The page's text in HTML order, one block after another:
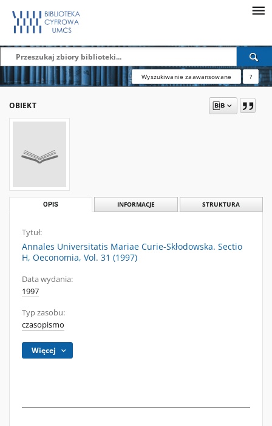
Wyszukiwanie zaawansowane ?
OBIEKT
OPIS INFORMACJE STRUKTURA
Tytuł:
Annales Universitatis Mariae Curie-Skłodowska. Sectio
H, Oeconomia, Vol. 31 (1997)
Data wydania:
1997
Typ zasobu:
czasopismo
Więcej